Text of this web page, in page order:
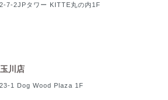
7-2JPタワー KITTE丸の内1F
川店
1 Dog Wood Plaza 1F